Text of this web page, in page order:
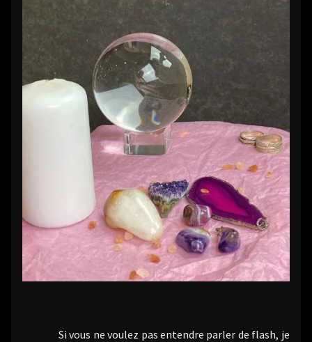
Si vous ne voulez pas entendre parler de flash, je